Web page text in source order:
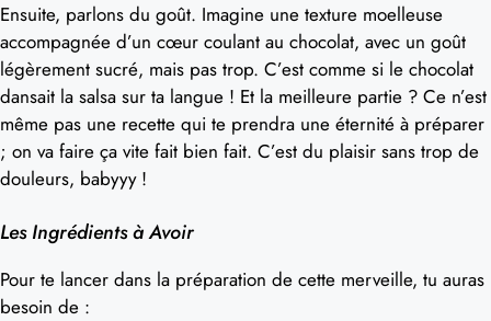
Ensuite, parlons du goût. Imagine une texture moelleuse
accompagnée d’un cœur coulant au chocolat, avec un goût
légèrement sucré, mais pas trop. C’est comme si le chocolat
dansait la salsa sur ta langue ! Et la meilleure partie ? Ce n’est
même pas une recette qui te prendra une éternité à préparer
; on va faire ça vite fait bien fait. C’est du plaisir sans trop de
douleurs, babyyy !
Les Ingrédients à Avoir
Pour te lancer dans la préparation de cette merveille, tu auras
besoin de :